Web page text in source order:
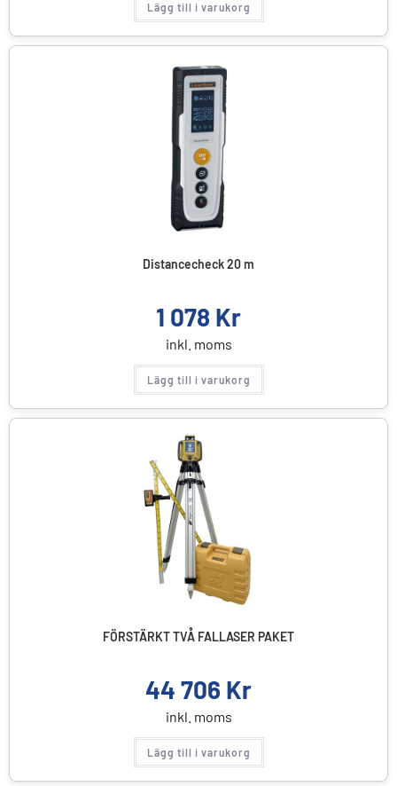
Lägg till i varukorg
Distancecheck 20 m
1 078 Kr
inkl. moms
Lägg till i varukorg
FÖRSTÄRKT TVÅ FALLASER PAKET
44 706 Kr
inkl. moms
Lägg till i varukorg